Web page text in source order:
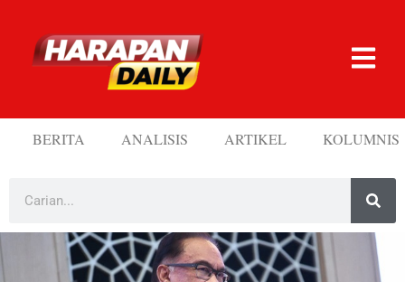
BERITA ANALISIS ARTIKEL KOLUMNIS